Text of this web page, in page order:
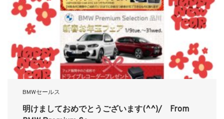
BMWセールス
明けましておめでとうございます(^^)/ From